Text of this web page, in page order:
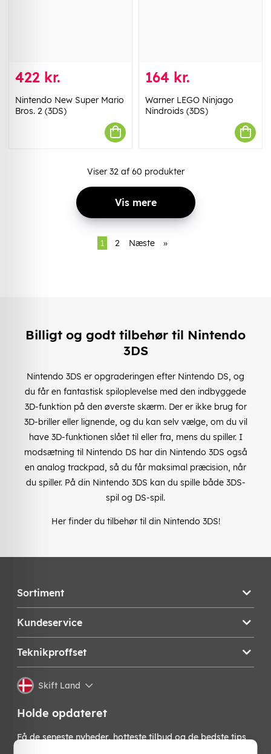
422 kr.
Nintendo New Super Mario
Bros. 2 (3DS)
164 kr.
Warner LEGO Ninjago
Nindroids (3DS)
Viser 32af 60 produkter
Vis mere
1 2 Næste »
Billigt og godt tilbehør til Nintendo
3DS
Nintendo 3DS er opgraderingen efter Nintendo DS, og
du får en fantastisk spiloplevelse med den indbyggede
3D-funktion på den øverste skærm. Der er ikke brug for
3D-briller eller lignende, og du kan selv vælge, om du vil
have 3D-funktionen slået til eller fra, mens du spiller. I
modsætning til Nintendo DS har din Nintendo 3DS også
en analog trackpad, så du får maksimal præcision, når
du spiller. På din Nintendo 3DS kan du spille både 3DS-
spil og DS-spil.
Her finder du tilbehør til din Nintendo 3DS!
Sortiment
Kundeservice
Teknikproffset
Skift Land
Holde opdateret
Få de seneste nyheder, hotteste tilbud og de bedste tips